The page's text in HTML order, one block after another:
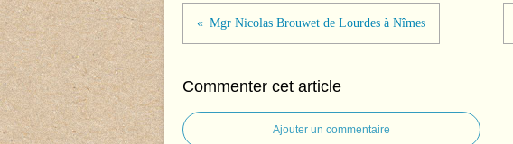
Mgr Nicolas Brouwet de Lourdes à Nîmes
Commenter cet article
Ajouter un commentaire